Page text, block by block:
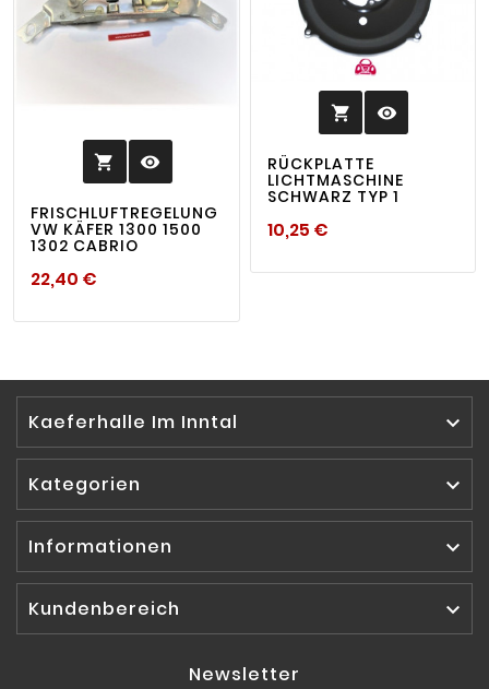
 visibility
FRISCHLUFTREGELUNG
VW KÄFER 1300 1500
1302 CABRIO
22,40 €
 visibility
RÜCKPLATTE
LICHTMASCHINE
SCHWARZ TYP 1
10,25 €Preis
Kaeferhalle Im Inntal 
Kategorien 
Informationen 
Kundenbereich 
Newsletter